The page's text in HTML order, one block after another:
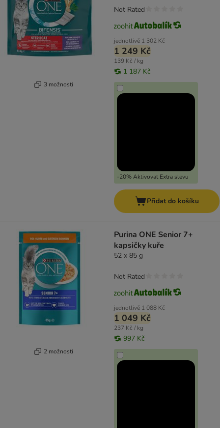
3 možností
jednotlivě 1 302 Kč
1 249 Kč
139 Kč / kg
1 187 Kč
-20% Aktivovat Extra slevu
Not Rated
Přidat do košíku
2 možností
Purina ONE Senior 7+
kapsičky kuře
52 x 85 g
jednotlivě 1 088 Kč
1 049 Kč
237 Kč / kg
997 Kč
Not Rated